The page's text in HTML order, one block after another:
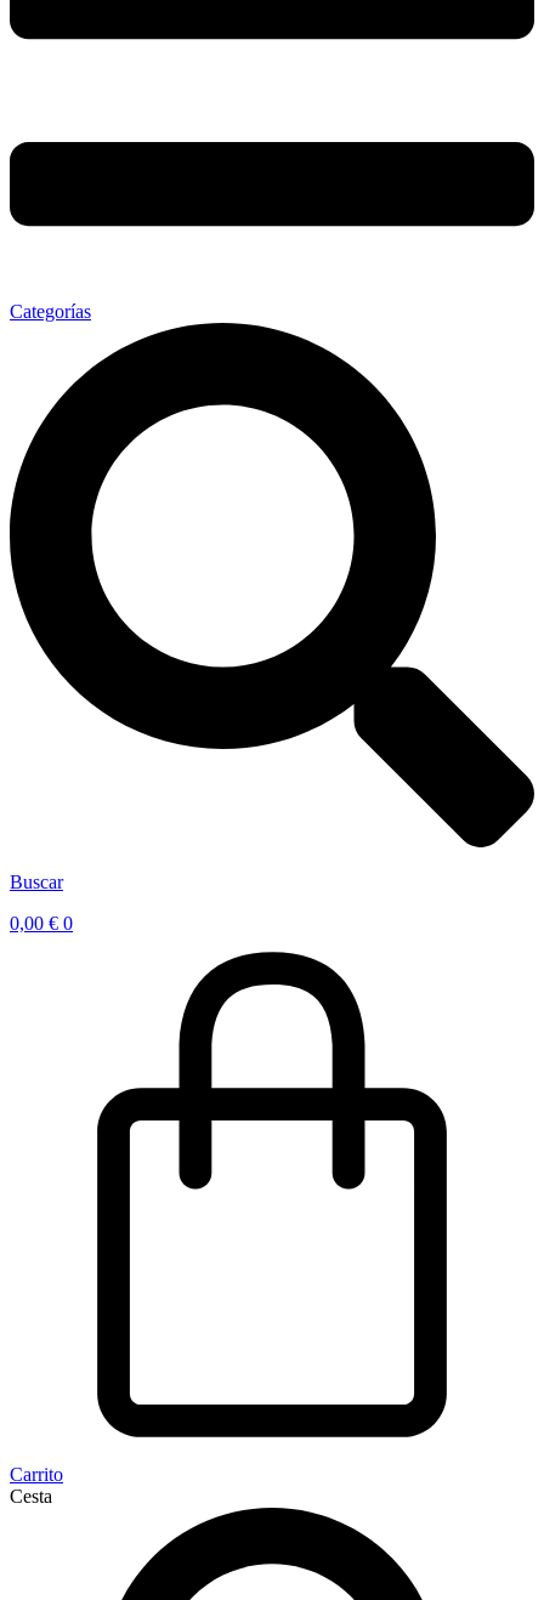
Categorías
Buscar
0,00 € 0
Carrito
Cesta